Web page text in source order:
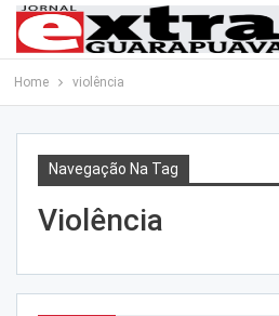
Home violência
Navegação Na Tag
Violência